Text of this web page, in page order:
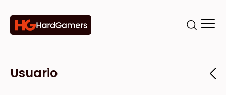
Categorías
Marcas
Tiendas
Usuario